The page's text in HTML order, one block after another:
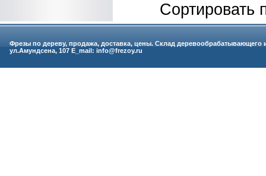
Сортировать
Фрезы по дереву, продажа, доставка, цены. Склад
ул.Амундсена, 107 E_mail: info@frezoy.ru